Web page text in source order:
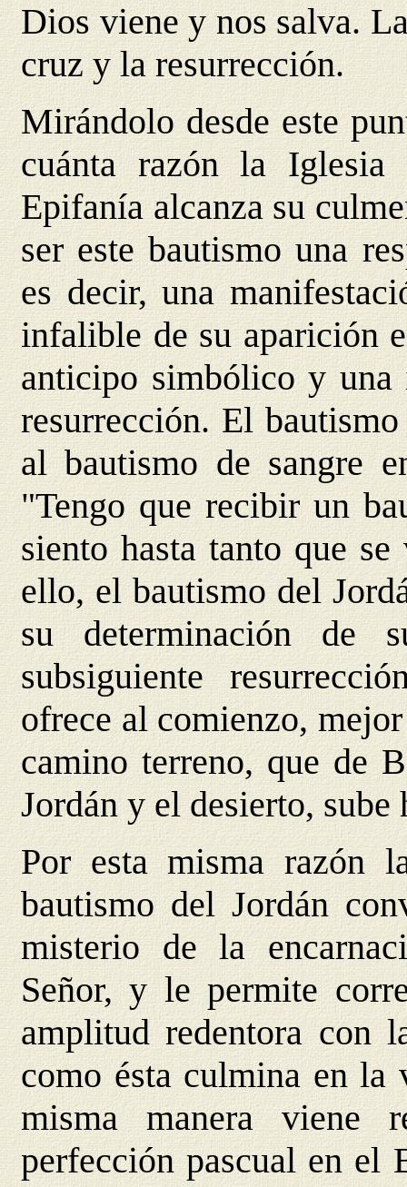
Dios viene y nos salva.
cruz y la resurrección.
Mirándolo desde este
cuánta razón la
Epifanía alcanza su
ser este bautismo una
es decir, una
infalible de su aparición
anticipo simbólico y una
resurrección. El
al bautismo de sangre
"Tengo que recibir un
siento hasta tanto que
ello, el bautismo del
su determinación de
subsiguiente
ofrece al comienzo,
camino terreno, que de
Jordán y el desierto, sube
Por esta misma razón
bautismo del Jordán
misterio de la
Señor, y le permite
amplitud redentora con
como ésta culmina en la
misma manera viene
perfección pascual en el